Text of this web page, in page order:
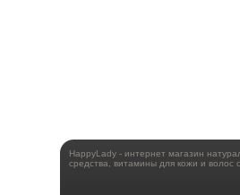
HappyLady - интернет магазин
средства, витамины для кожи и волос